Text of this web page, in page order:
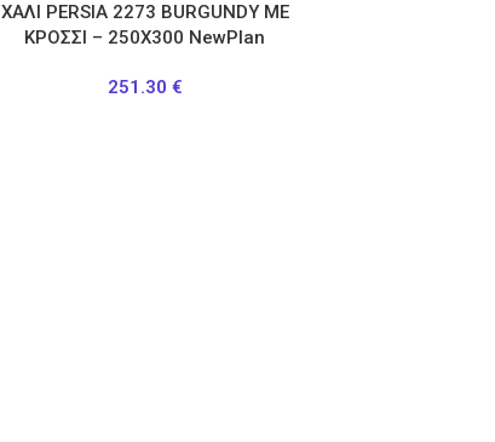
ΧΑΛΙ PERSIA 2273 BURGUNDY ΜΕ
ΚΡΟΣΣΙ – 250X300 NewPlan
251.30 €